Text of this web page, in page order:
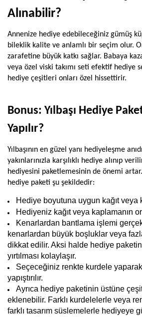
Alınabilir?
Annenize hediye edebileceğiniz gümüş
bileklik kalite ve anlamlı bir seçim olur.
zarafetine büyük katkı sağlar. Babaya
veya özel viski takımı seti efektif hediye
hediye çeşitleri onları özel hissettirir.
Bonus: Yılbaşı Hediye
Yapılır?
Yılbaşının en güzel yanı hediyeleşme
yakınlarınızla karşılıklı hediye alınıp
hediyesini paketlemesinin de önemi
hediye paketi şu şekildedir:
Hediye boyutuna uygun kağıt veya
Hediyeniz kağıt veya kaplamanın
Kenarlardan bantlama işlemi
kenarlardan büyük boşluklar veya
dikkat edilir. Aksi halde hediye
yırtılması kolaylaşır.
Seçeceğiniz renkte kurdele
yapıştırılır.
Ayrıca hediye paketinin üstüne
eklenebilir. Farklı kurdelelerle veya
farklı tasarım süslemelerle hediyeye